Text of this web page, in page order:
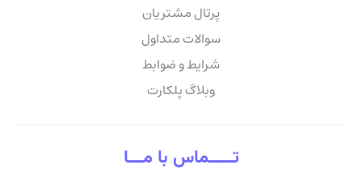
پرتال مشتریان
سوالات متداول
شرایط و ضوابط
وبلاگ پلکارت
تـــــماس با مـــا